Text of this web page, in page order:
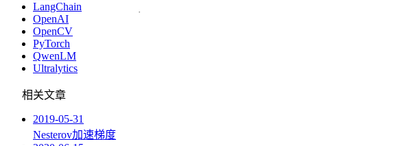
LangChain
OpenAI
OpenCV
PyTorch
QwenLM
Ultralytics
相关文章
2019-05-31
Nesterov加速梯度